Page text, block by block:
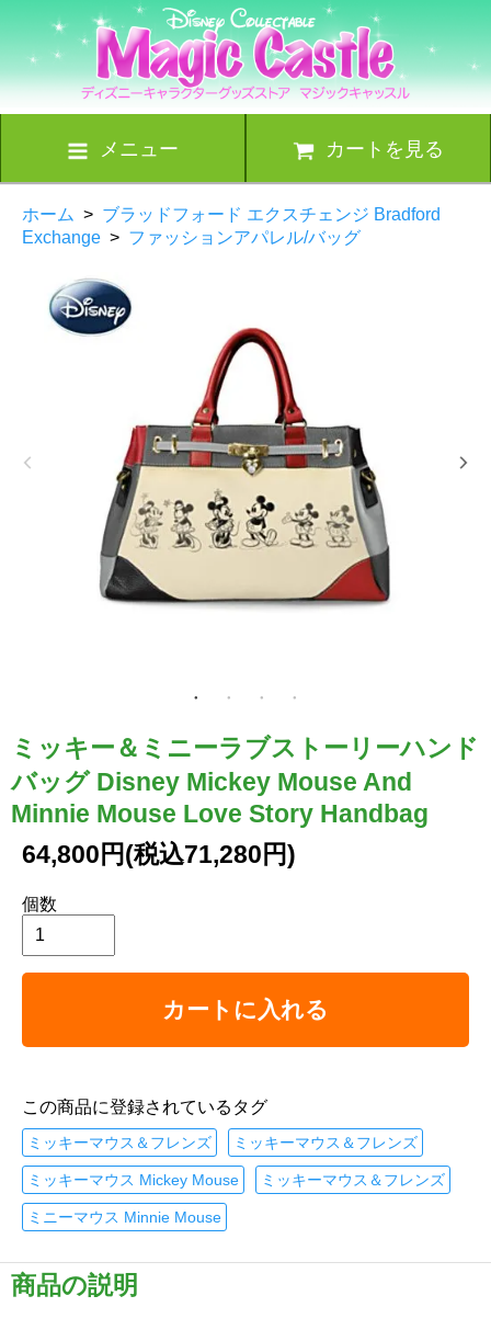
メニュー カートを見る
ホーム > ブラッドフォード エクスチェンジ Bradford
Exchange > ファッションアパレル/バッグ
ミッキー＆ミニーラブストーリーハンド
バッグ Disney Mickey Mouse And
Minnie Mouse Love Story Handbag
64,800円(税込71,280円)
個数
カートに入れる
この商品に登録されているタグ
ミッキーマウス＆フレンズ ミッキーマウス＆フレンズ
ミッキーマウス Mickey Mouse ミッキーマウス＆フレンズ
ミニーマウス Minnie Mouse
商品の説明